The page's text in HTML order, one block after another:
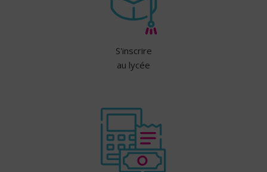
S'inscrire
au lycée